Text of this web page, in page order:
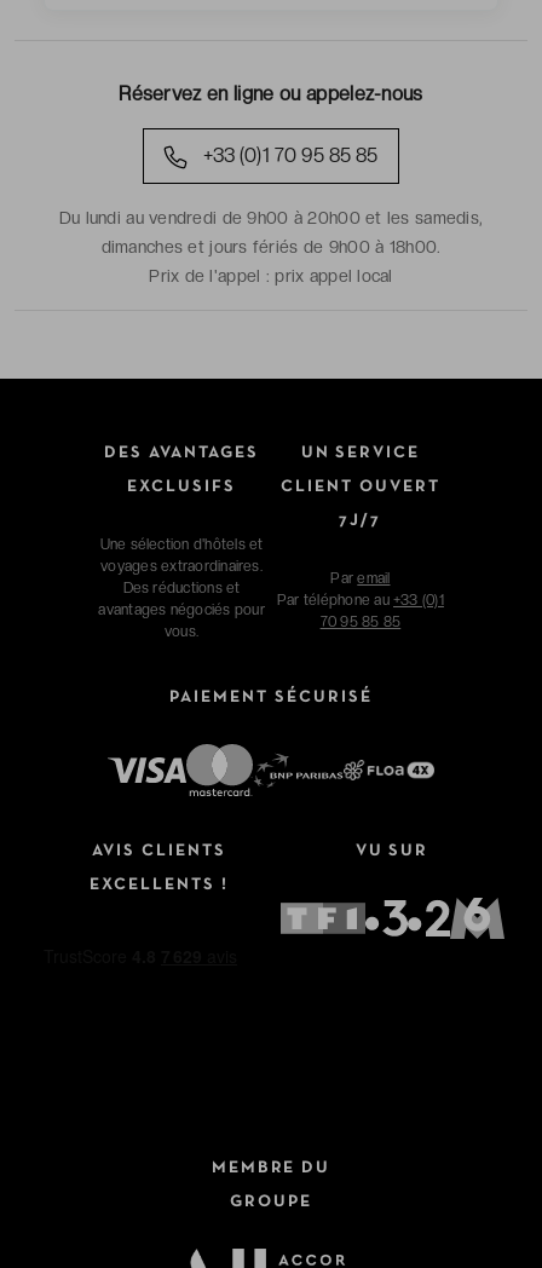
Réservez en ligne ou appelez-nous
+33 (0)1 70 95 85 85
Du lundi au vendredi de 9h00 à 20h00 et les samedis,
dimanches et jours fériés de 9h00 à 18h00.
Prix de l'appel :prix appel local
DES AVANTAGES
EXCLUSIFS
Une sélection d'hôtels et
voyages extraordinaires.
Des réductions et
avantages négociés pour
vous.
UN SERVICE
CLIENT OUVERT
7J/7
Paremail
Par téléphone au +33 (0)1
70 95 85 85
PAIEMENT SÉCURISÉ
AVIS CLIENTS
EXCELLENTS !
VU SUR
MEMBRE DU
GROUPE